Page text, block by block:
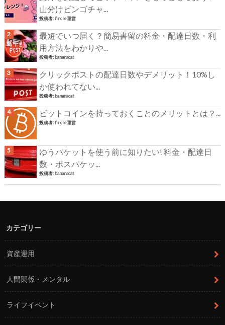
山分けビンゴチャ...
投稿者:fincle運営
最短でいつ届く？簡易書留の料金・配達日数・利
用方法をわかりや...
投稿者: bananacat
クリックポストの配達日数やデメリット！10%し
か使われてない...
投稿者: bananacat
ビットコインを持っておくことのメリットとは？...
投稿者:fincle運営
ゆうパケットを使う前に知りたい! 料金・配達日
数・ポスパケッ...
投稿者: bananacat
カテゴリー
資産運用
人間関係・メンタル
ライフイベント